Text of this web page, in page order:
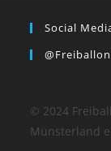
Social
© 2024
Münsterland